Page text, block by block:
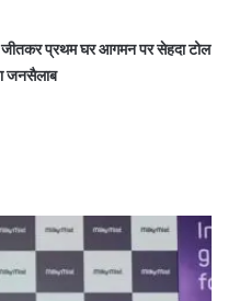
प्रथम घर आगमन पर सेहदा टोल
जनसैलाब